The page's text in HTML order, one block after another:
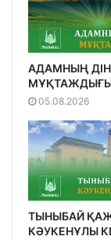
АДАМНЫҢ
05.08.2026
ТЫНЫБАЙ
КӘУКЕНҰЛЫ